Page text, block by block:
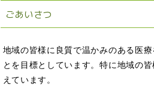
ごあいさつ
地域の皆様に良質で温かみのある医
とを目標としています。特に地域の
えています。